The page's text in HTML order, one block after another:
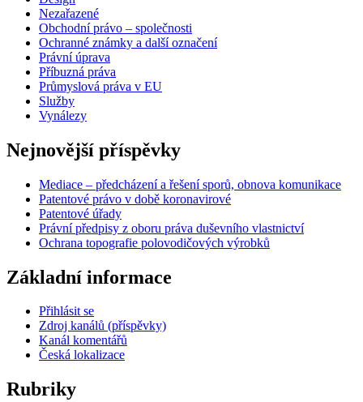
Nezařazené
Obchodní právo – společnosti
Ochranné známky a další označení
Právní úprava
Příbuzná práva
Průmyslová práva v EU
Služby
Vynálezy
Nejnovější příspěvky
Mediace – předcházení a řešení sporů, obnova komunikace
Patentové právo v době koronavirové
Patentové úřady
Právní předpisy z oboru práva duševního vlastnictví
Ochrana topografie polovodičových výrobků
Základní informace
Přihlásit se
Zdroj kanálů (příspěvky)
Kanál komentářů
Česká lokalizace
Rubriky